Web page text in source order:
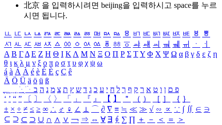
北京 을 입력하시려면 beijing을 입력하시고 space를 누르
시면 됩니다.
ㅥ ㅦ ㅧ ㅨ ㅩ ㅪ ㅫ ㅬ ㅭ ㅮ ㅯ ㅰ ㅱ ㅲ ㅳ ㅴ ㅵ ㅶ ㅷ ㅸ
ㅹ
ㅺ ㅻ ㅼ ㅽ ㅾ ㅿ ㆀ ㆁ ㆂ ㆃ ㆄ ㆅ ㆆ ㆇ ㆈ ㆉ ㆊ ㆋ ㆌ ㆍ
ㆎ
Α Β ΓΔ Ε Ζ Η Θ Ι ΚΛ Μ Ν Ξ Ο Π Ρ Σ ΤΥ Φ Χ Ψ Ω α β γ δ ε ζ η
θ ι κ λ μ ν ξ ο π ρ σ τ υ φ χ ψ ω
á à Á À é è É È ç Ç ê
Ä Ö Ü ä ö ü ß
ִֶֹ ֻּ ׁׂ פ ם ן ו ט א ר ק ף ך ל ח י ע כ ג ד ש ץ ת צ מ נ ה ב
‘ ’ “ ” 〔 〕 〈 〉 「 」 『 』 【 】 ＂ （ ） ［ ］ ｛ ｝
± × ÷ ≠ ≤ ≥ ∞ ∴ ♂ ♀ ∠ ⊥ ⌒ ∂ ∇ ≡ ≒ ≪ ≫ √ ∽ ∝ ∵ ∫ ∬ ∈ ∋
⊆ ⊇ ⊂ ⊃ ∪ ∩ ∧ ∨ ￢ ⇒ ⇔ ∀ ∃ ∮ ∑ ∏ ＋ － ＜ ＝
＞